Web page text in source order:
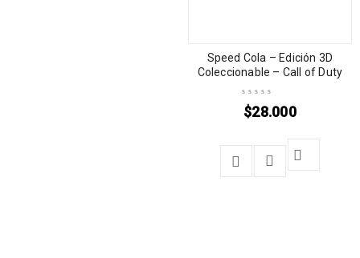
Speed Cola – Edición 3D
Coleccionable – Call of Duty
$28.000